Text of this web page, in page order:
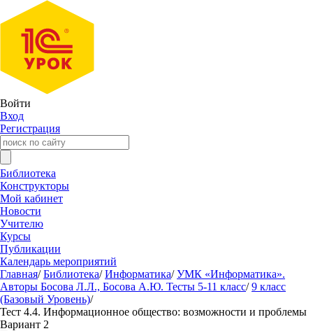
Войти
Вход
Регистрация
Библиотека
Конструкторы
Мой кабинет
Новости
Учителю
Курсы
Публикации
Календарь мероприятий
Главная/ Библиотека/ Информатика/ УМК «Информатика».
Авторы Босова Л.Л., Босова А.Ю. Тесты 5-11 класс/ 9 класс
(Базовый Уровень)/
Тест 4.4. Информационное общество: возможности и проблемы
Вариант 2